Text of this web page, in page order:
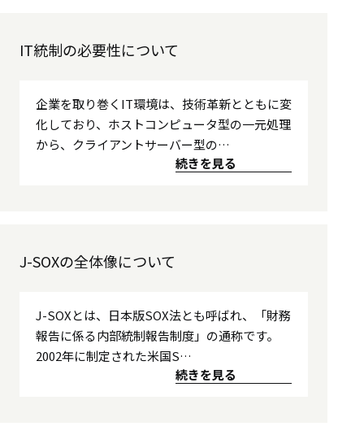
IT統制の必要性について
企業を取り巻くIT環境は、技術革新とともに変
化しており、ホストコンピュータ型の一元処理
から、クライアントサーバー型の…
続きを見る
J-SOXの全体像について
J-SOXとは、日本版SOX法とも呼ばれ、「財務
報告に係る内部統制報告制度」の通称です。
2002年に制定された米国S…
続きを見る